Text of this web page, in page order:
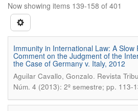
Now showing items 139-158 of 401
Immunity in International Law: A Slow
Comment on the Judgment of the
the Case of Germany v. Italy, 2012
Aguilar Cavallo, Gonzalo. Revista
Núm. 4 (2013): 2º semestre; pp. 113-